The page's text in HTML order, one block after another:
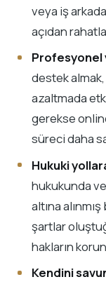
veya iş
açıdan
Profesyonel
destek
azaltmada
gerekse
süreci daha
Hukuki
hukukunda
altına
şartlar
hakların
Kendini